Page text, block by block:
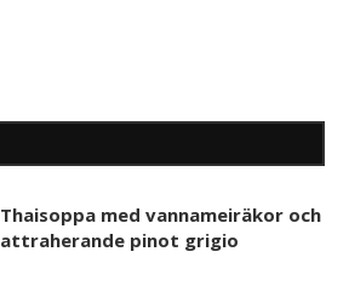
Thaisoppa med vannameiräkor och
attraherande pinot grigio